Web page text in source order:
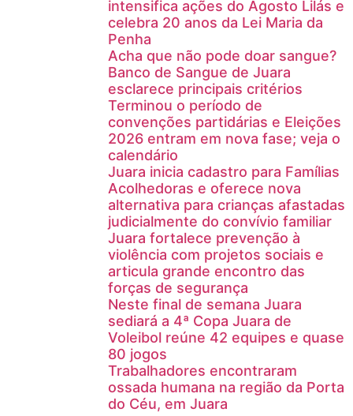
intensifica ações do Agosto Lilás e
celebra 20 anos da Lei Maria da
Penha
Acha que não pode doar sangue?
Banco de Sangue de Juara
esclarece principais critérios
Terminou o período de
convenções partidárias e Eleições
2026 entram em nova fase; veja o
calendário
Juara inicia cadastro para Famílias
Acolhedoras e oferece nova
alternativa para crianças afastadas
judicialmente do convívio familiar
Juara fortalece prevenção à
violência com projetos sociais e
articula grande encontro das
forças de segurança
Neste final de semana Juara
sediará a 4ª Copa Juara de
Voleibol reúne 42 equipes e quase
80 jogos
Trabalhadores encontraram
ossada humana na região da Porta
do Céu, em Juara